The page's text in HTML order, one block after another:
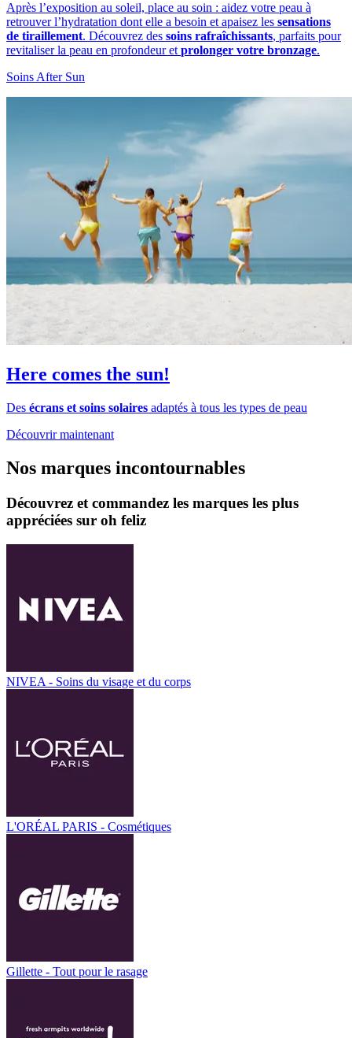
Après l’exposition au soleil, place au soin : aidez votre peau à
retrouver l’hydratation dont elle a besoin et apaisez les sensations
de tiraillement. Découvrez des soins rafraîchissants, parfaits pour
revitaliser la peau en profondeur et prolonger votre bronzage.
Soins After Sun
Here comes the sun!
Des écrans et soins solaires adaptés à tous les types de peau
Découvrir maintenant
Nos marques incontournables
Découvrez et commandez les marques les plus
appréciées sur oh feliz
NIVEA - Soins du visage et du corps
L'ORÉAL PARIS - Cosmétiques
Gillette - Tout pour le rasage